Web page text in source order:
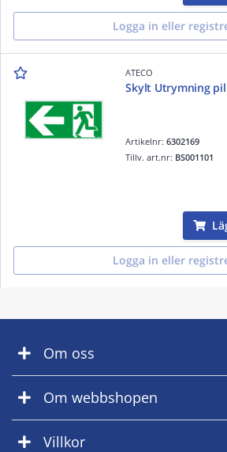
Logga in eller
ATECO
Skylt Utrymning
Artikelnr:6302169
Tillv. art.nr: BS001101
Logga in eller
Om oss
Om webbshopen
Villkor